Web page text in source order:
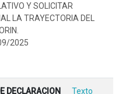
Y SOLICITAR
LA TRAYECTORIA DEL
2025
DECLARACION
Texto